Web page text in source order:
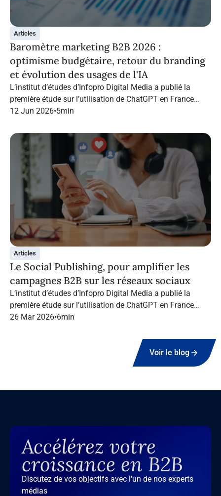
Articles
Baromètre marketing B2B 2026 :
optimisme budgétaire, retour du branding
et évolution des usages de l'IA
L’institut d’études d’Infopro Digital Media a publié la
première étude sur l’utilisation de ChatGPT en France
dans le marketing B2B.
12 Jun 2026•5min
Articles
Le Social Publishing, pour amplifier les
campagnes B2B sur les réseaux sociaux
L’institut d’études d’Infopro Digital Media a publié la
première étude sur l’utilisation de ChatGPT en France
dans le marketing B2B.
26 Mar 2026•6min
Voir le blog
Accélérez votre
croissance en B2B
Discutez de vos objectifs avec l'un de nos experts
médias